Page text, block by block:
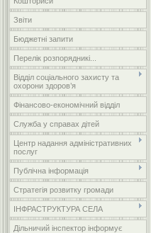
Звіти
Бюджетні запити
Перелік розпорядникі...
Відділ соціального захисту та
охорони здоров’я
Фінансово-економічний відділ
Служба у справах дітей
Центр надання адміністративних
послуг
Публічна інформація
Стратегія розвитку громади
ІНФРАСТРУКТУРА СЕЛА
Дільничий інспектор інформує